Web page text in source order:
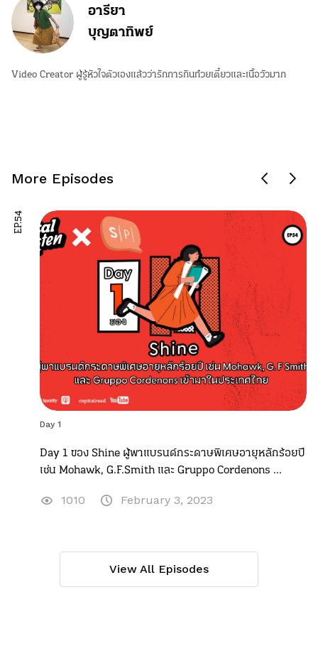
อารียา
บุญตาทิพย์
Video Creator ผู้รู้หัวใจตัวเองแล้วว่ารักการกินก๋วยเตี๋ยวและเนื้อวัวมาก
More Episodes
Day 1
Day 1 ของ Shine ผู้พาแบรนด์กระดาษพิเศษอายุหลักร้อยปี
เช่น Mohawk, G.F.Smith และ Gruppo Cordenons ...
EP.54
1010 February 3, 2023
View All Episodes